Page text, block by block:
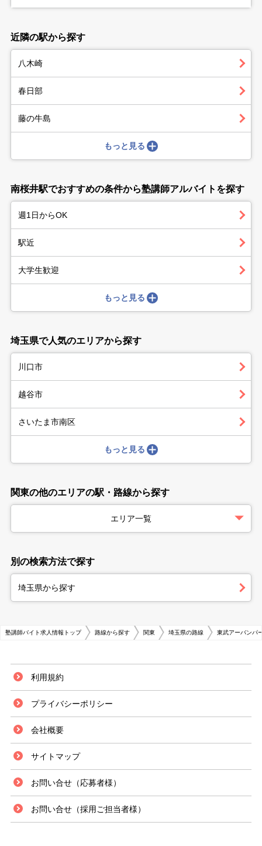
近隣の駅から探す
八木崎
春日部
藤の牛島
もっと見る
南桜井駅でおすすめの条件から塾講師アルバイトを探す
週1日からOK
駅近
大学生歓迎
もっと見る
埼玉県で人気のエリアから探す
川口市
越谷市
さいたま市南区
もっと見る
関東の他のエリアの駅・路線から探す
エリア一覧
別の検索方法で探す
埼玉県から探す
塾講師バイト求人情報トップ 路線から探す 関東 埼玉県の路線 東武アーバンパ
利用規約
プライバシーポリシー
会社概要
サイトマップ
お問い合せ（応募者様）
お問い合せ（採用ご担当者様）